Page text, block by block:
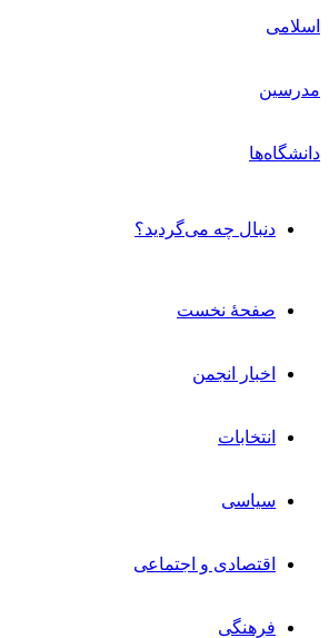
دنبال چه می‌گردید؟
صفحۀ نخست
اخبار انجمن
انتخابات
سیاسی
اقتصادی و اجتماعی
فرهنگی